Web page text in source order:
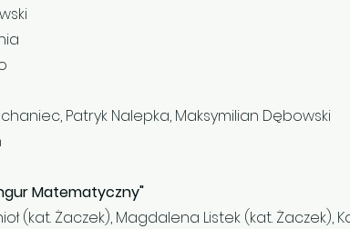
Patryk Nalepka, Maksymilian Dębowski
Matematyczny"
(kat. Żaczek), Magdalena Listek (kat. Żaczek),